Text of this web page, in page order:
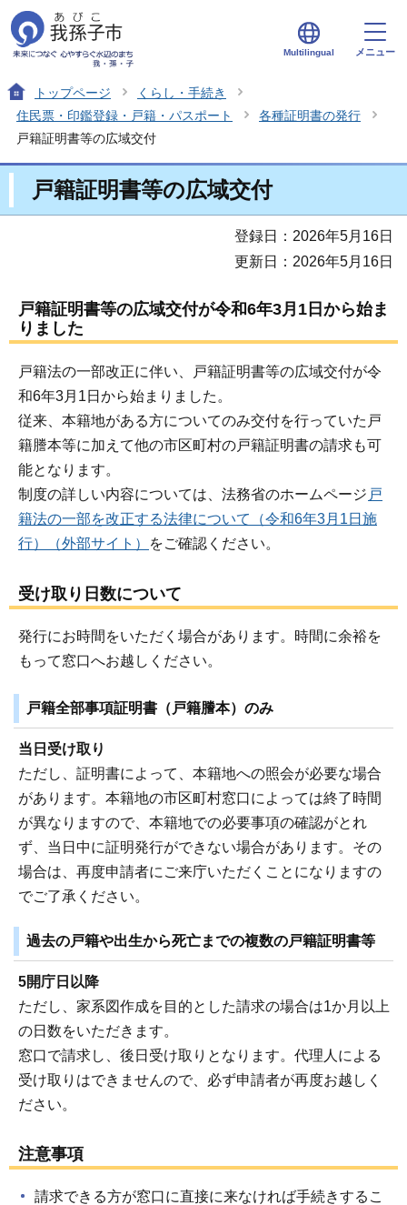
Multilingual メニュー
トップページ
くらし・手続き
住民票・印鑑登録・戸籍・パスポート
各種証明書の発行
戸籍証明書等の広域交付
戸籍証明書等の広域交付
登録日：2026年5月16日
更新日：2026年5月16日
戸籍証明書等の広域交付が令和6年3月1日から始ま
りました
戸籍法の一部改正に伴い、戸籍証明書等の広域交付が令
和6年3月1日から始まりました。
従来、本籍地がある方についてのみ交付を行っていた戸
籍謄本等に加えて他の市区町村の戸籍証明書の請求も可
能となります。
制度の詳しい内容については、法務省のホームページ 戸
籍法の一部を改正する法律について（令和6年3月1日施
行）（外部サイト）
をご確認ください。
受け取り日数について
発行にお時間をいただく場合があります。時間に余裕を
もって窓口へお越しください。
戸籍全部事項証明書（戸籍謄本）のみ
当日受け取り
ただし、証明書によって、本籍地への照会が必要な場合
があります。本籍地の市区町村窓口によっては終了時間
が異なりますので、本籍地での必要事項の確認がとれ
ず、当日中に証明発行ができない場合があります。その
場合は、再度申請者にご来庁いただくことになりますの
でご了承ください。
過去の戸籍や出生から死亡までの複数の戸籍証明書等
5開庁日以降
ただし、家系図作成を目的とした請求の場合は1か月以上
の日数をいただきます。
窓口で請求し、後日受け取りとなります。代理人による
受け取りはできませんので、必ず申請者が再度お越しく
ださい。
注意事項
請求できる方が窓口に直接に来なければ手続きするこ